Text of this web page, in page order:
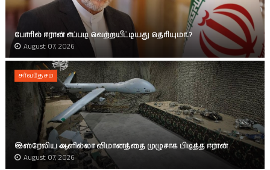
போரில் ஈரான் எப்படி வெற்றயீட்டியது தெரியுமா..?
August 07, 2026
சர்வதேசம்
இஸ்ரேலிய ஆளில்லா விமானத்தை முழுசாக பிடித்த ஈரான்
August 07, 2026